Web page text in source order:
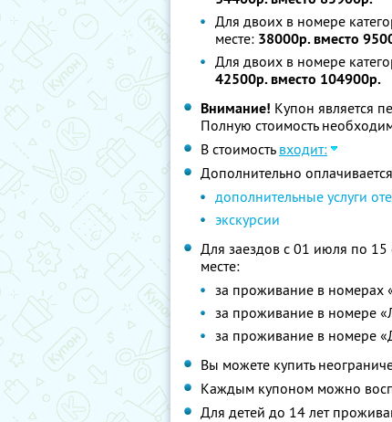
Для двоих в номере
месте: 38000р. вместо
Для двоих в номере
42500р. вместо 104900р.
Внимание! Купон является
Полную стоимость
В стоимость входит:
Дополнительно
дополнительные услуги
экскурсии
Для заездов с 01 июля по 15
месте:
за проживание в номерах
за проживание в номере
за проживание в номере
Вы можете купить
Каждым купоном можно
Для детей до 14 лет